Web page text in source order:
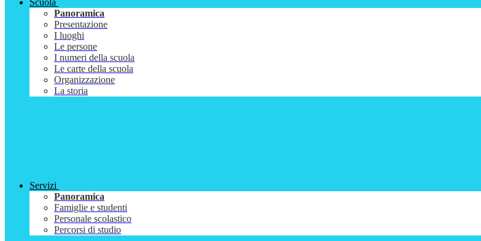
Scuola
Panoramica
Presentazione
I luoghi
Le persone
I numeri della scuola
Le carte della scuola
Organizzazione
La storia
Servizi
Panoramica
Famiglie e studenti
Personale scolastico
Percorsi di studio